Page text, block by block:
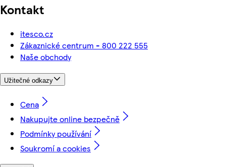
Kontakt
itesco.cz
Zákaznické centrum - 800 222 555
Naše obchody
Užitečné odkazy
Cena
Nakupujte online bezpečně
Podmínky používání
Soukromí a cookies